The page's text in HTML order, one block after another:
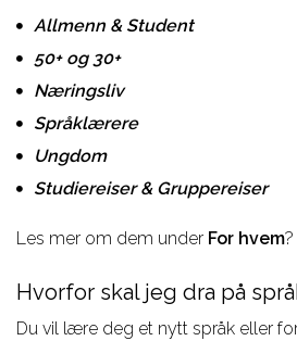
Allmenn & Student
50+ og 30+
Næringsliv
Språklærere
Ungdom
Studiereiser & Gruppereiser
Les mer om dem under For hvem?
Hvorfor skal jeg dra på
Du vil lære deg et nytt språk eller